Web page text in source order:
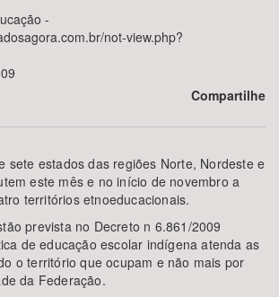
BUSCAR
-
not-view.php?
Compartilhe
sete estados das regiões Norte, Nordeste e
este mês e no início de novembro a
territórios etnoeducacionais.
prevista no Decreto n 6.861/2009
de educação escolar indígena atenda as
o território que ocupam e não mais por
da Federação.